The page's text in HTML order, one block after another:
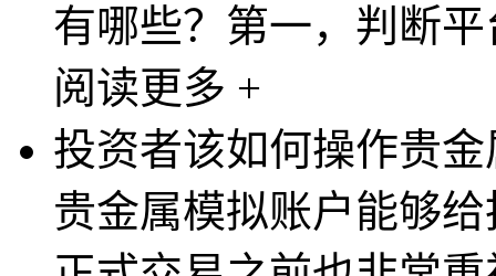
有哪些？第一，判断
阅读更多 +
投资者该如何操作贵
贵金属模拟账户能够